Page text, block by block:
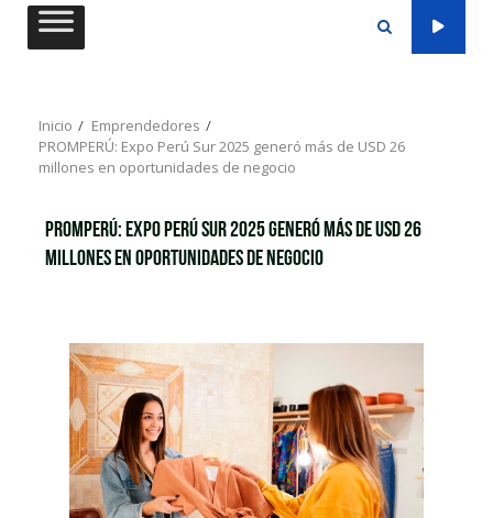
Saltar
Inicio
Emprendedores
PROMPERÚ: Expo Perú Sur 2025 generó más de USD 26
millones en oportunidades de negocio
PROMPERÚ: Expo Perú Sur 2025 generó más de USD 26
millones en oportunidades de negocio